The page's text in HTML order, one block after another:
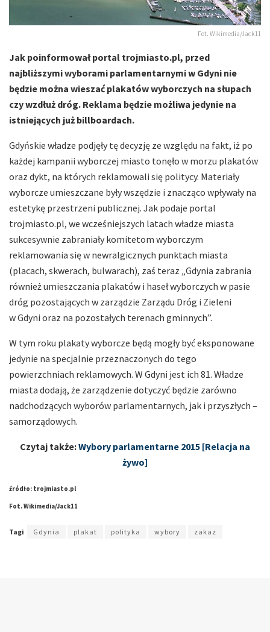
Fot. Wikimedia/Jack11
Jak poinformował portal trojmiasto.pl, przed
najbliższymi wyborami parlamentarnymi w Gdyni nie
będzie można wieszać plakatów wyborczych na słupach
czy wzdłuż dróg. Reklama będzie możliwa jedynie na
istniejących już billboardach.
Gdyńskie władze podjęły tę decyzję ze względu na fakt, iż po
każdej kampanii wyborczej miasto tonęło w morzu plakatów
oraz dykt, na których reklamowali się politycy. Materiały
wyborcze umieszczane były wszędzie i znacząco wpływały na
estetykę przestrzeni publicznej. Jak podaje portal
trojmiasto.pl, we wcześniejszych latach władze miasta
sukcesywnie zabraniały komitetom wyborczym
reklamowania się w newralgicznych punktach miasta
(placach, skwerach, bulwarach), zaś teraz „Gdynia zabrania
również umieszczania plakatów i haseł wyborczych w pasie
dróg pozostających w zarządzie Zarządu Dróg i Zieleni
w Gdyni oraz na pozostałych terenach gminnych”.
W tym roku plakaty wyborcze będą mogły być eksponowane
jedynie na specjalnie przeznaczonych do tego
powierzchniach reklamowych. W Gdyni jest ich 81. Władze
miasta dodają, że zarządzenie dotyczyć będzie zarówno
nadchodzących wyborów parlamentarnych, jak i przyszłych –
samorządowych.
Czytaj także:Wybory parlamentarne 2015 [Relacja na
żywo]
źródło: trojmiasto.pl
Fot. Wikimedia/Jack11
Tagi Gdynia plakat polityka wybory zakaz